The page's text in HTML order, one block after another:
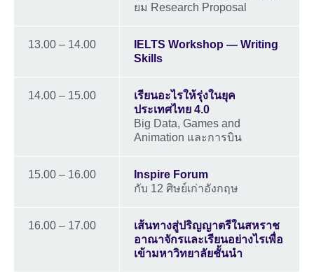
ยม Research Proposal
13.00 – 14.00
IELTS Workshop — Writing
Skills
14.00 – 15.00
เรียนอะไรให้รุ่งในยุค
ประเทศไทย 4.0
Big Data, Games and
Animation และการบิน
15.00 – 16.00
Inspire Forum
กับ 12 ศิษย์เก่าอังกฤษ
16.00 – 17.00
เส้นทางสู่ปริญญาตรีในสหราช
อาณาจักรและเรียนอย่างไรเพื่อ
เข้ามหาวิทยาลัยชั้นนำ